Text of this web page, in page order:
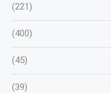
(221)
(400)
(45)
(39)